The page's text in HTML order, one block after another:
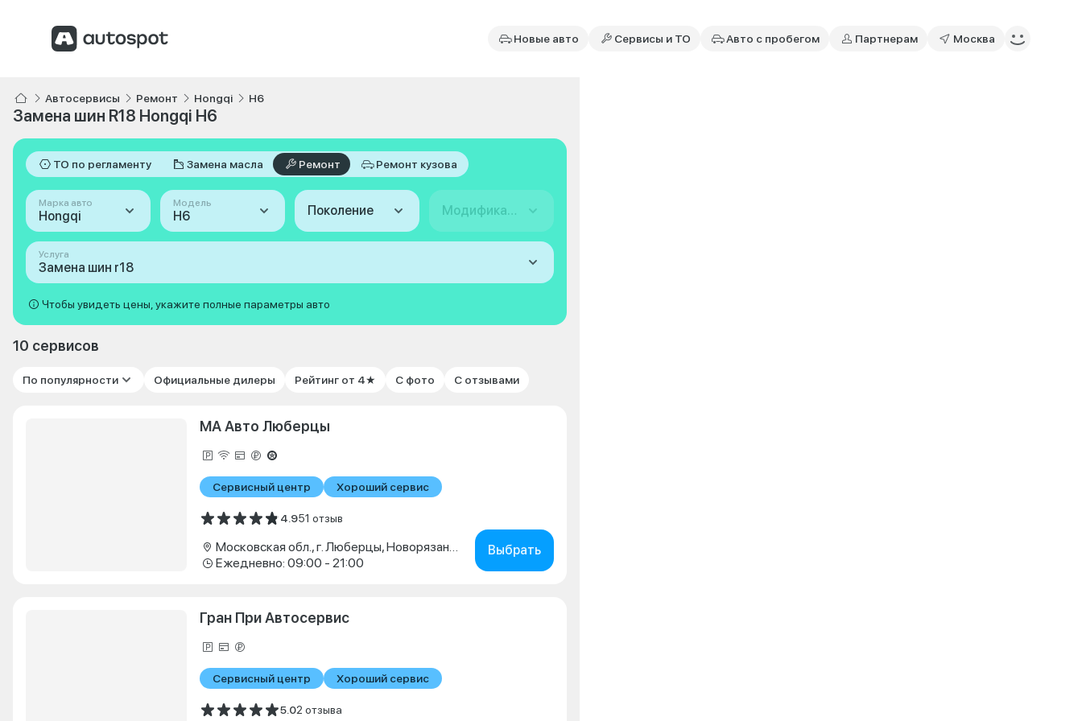
Новые авто Сервисы и ТО Авто с пробегом Партнерам Москва
Автосервисы Ремонт Hongqi H6
Замена шин R18 Hongqi H6
ТО по регламенту Замена масла Ремонт Ремонт кузова
Марка авто
Hongqi
Модель
H6 Поколение Модификация
Услуга
Замена шин r18
Чтобы увидеть цены, укажите полные параметры авто
10 сервисов
По популярности Официальные дилеры Рейтинг от 4★ С фото С отзывами
МА Авто Люберцы
Сервисный центр Хороший сервис
4.951 отзыв
Московская обл., г. Люберцы, Новорязанское шоссе, д. 1г
Ежедневно: 09:00 - 21:00
Выбрать
Гран При Автосервис
Сервисный центр Хороший сервис
5.02 отзыва